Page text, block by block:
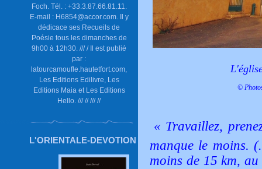
Foch. Tél. : +33.3.87.66.81.11.
E-mail : H6854@accor.com. Il y
dédicace ses Recueils de
Poésie tous les dimanches de
9h00 à 12h30. /// / Il est publié
par :
latourcamoufle.hautetfort.com,
Les Editions Edilivre, Les
Editions Maia et Les Editions
Hello. /// // /// //
L'ORIENTALE-DEVOTION
©
« Travaillez,
manque le moins.
moins de 15 km,